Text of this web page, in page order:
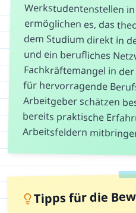
Werkstudentenstellen
ermöglichen es, das
dem Studium direkt in
und ein berufliches
Fachkräftemangel in der
für hervorragende
Arbeitgeber schätzen
bereits praktische
Arbeitsfeldern
Tipps für die